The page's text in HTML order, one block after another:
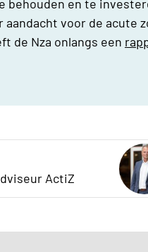
en te
voor de acute
de Nza onlangs een
ActiZ